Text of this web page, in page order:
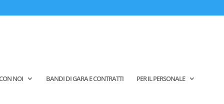
NOI BANDI DI GARA E CONTRATTI PER IL PERSONALE